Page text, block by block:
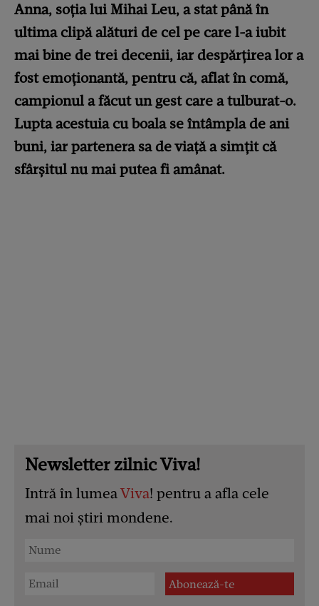
Anna, soția lui Mihai Leu, a stat până în
ultima clipă alături de cel pe care l-a iubit
mai bine de trei decenii, iar despărțirea lor a
fost emoționantă, pentru că, aflat în comă,
campionul a făcut un gest care a tulburat-o.
Lupta acestuia cu boala se întâmpla de ani
buni, iar partenera sa de viață a simțit că
sfârșitul nu mai putea fi amânat.
Newsletter zilnic Viva!
Intră în lumeaViva! pentru a afla cele
mai noi știri mondene.